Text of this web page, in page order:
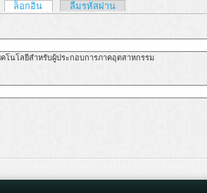
ล็อกอิน ลืมรหัสผ่าน
โนโลยีสำหรับผู้ประกอบการภาคอุตสาหกรรม